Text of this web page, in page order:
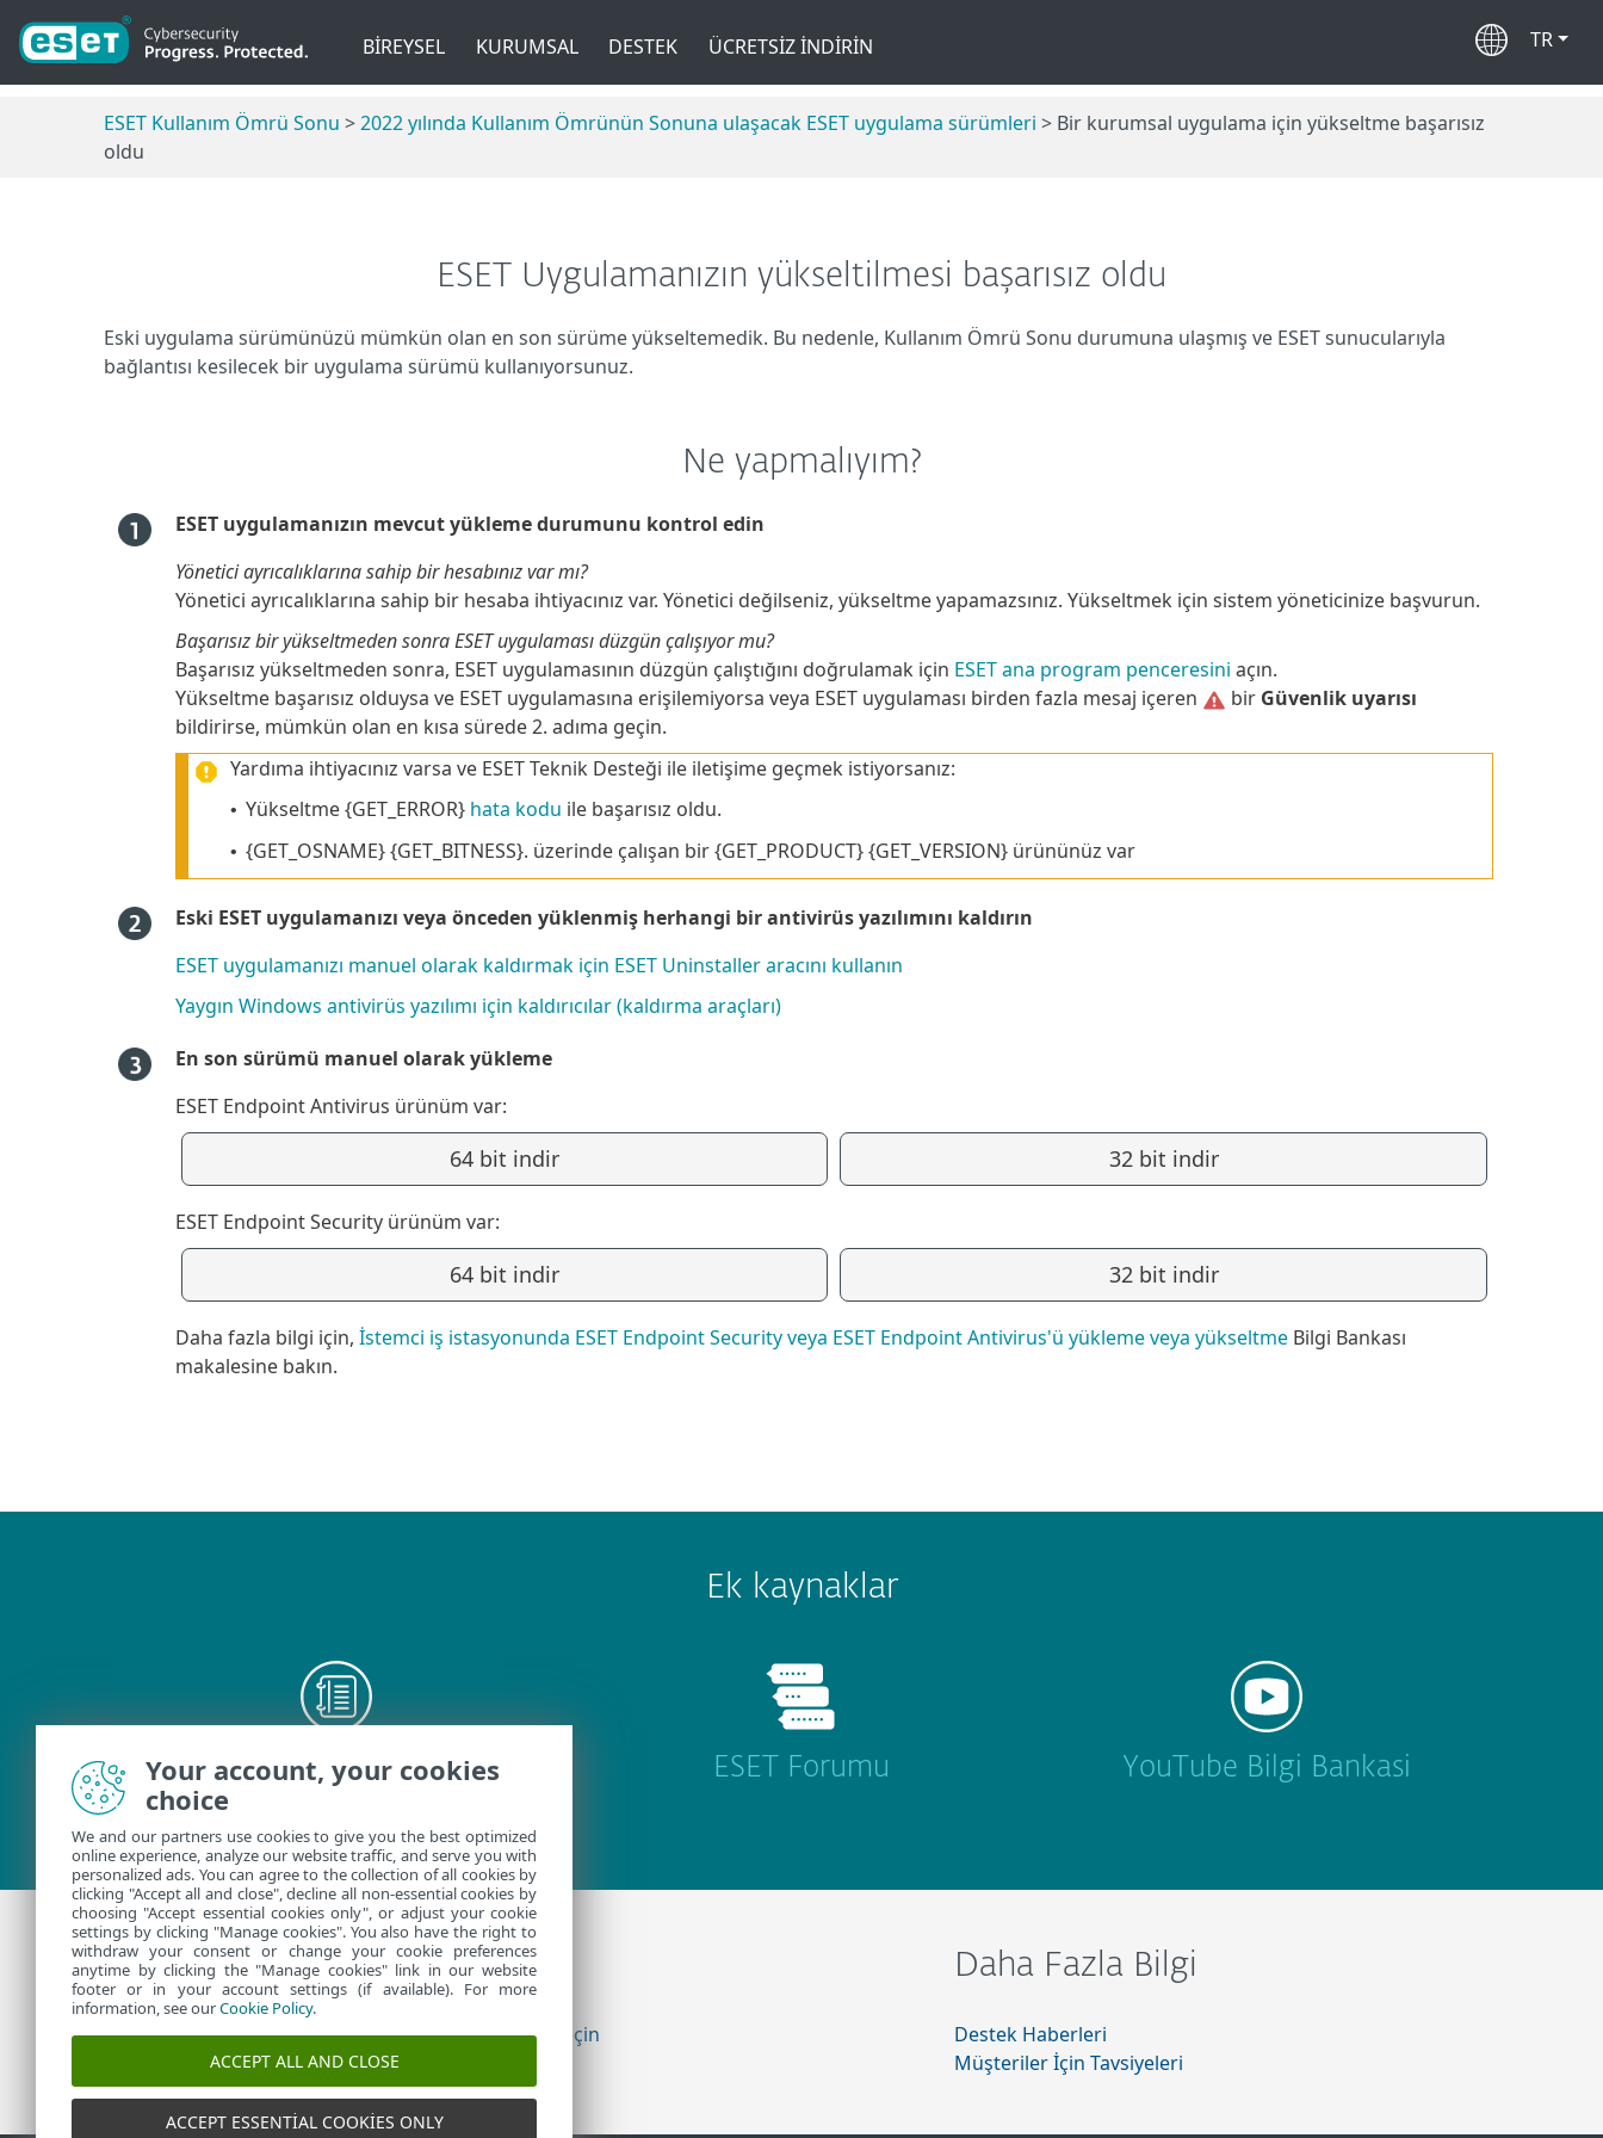
BIREYSEL KURUMSAL DESTEK ÜCRETSIZ İNDIRIN TR
ESET Kullanım Ömrü Sonu >2022 yılında Kullanım Ömrünün Sonuna ulaşacak ESET uygulama sürümleri > Bir kurumsal uygulama için yükseltme başarısız
oldu
ESET Uygulamanızın yükseltilmesi başarısız oldu
Eski uygulama sürümünüzü mümkün olan en son sürüme yükseltemedik. Bu nedenle, Kullanım Ömrü Sonu durumuna ulaşmış ve ESET sunucularıyla
bağlantısı kesilecek bir uygulama sürümü kullanıyorsunuz.
Ne yapmalıyım?
ESET uygulamanızın mevcut yükleme durumunu kontrol edin
Yönetici ayrıcalıklarına sahip bir hesabınız var mı?
Yönetici ayrıcalıklarına sahip bir hesaba ihtiyacınız var. Yönetici değilseniz, yükseltme yapamazsınız. Yükseltmek için sistem yöneticinize başvurun.
Başarısız bir yükseltmeden sonra ESET uygulaması düzgün çalışıyor mu?
Başarısız yükseltmeden sonra, ESET uygulamasının düzgün çalıştığını doğrulamak için ESET ana program penceresini açın.
Yükseltme başarısız olduysa ve ESET uygulamasına erişilemiyorsa veya ESET uygulaması birden fazla mesaj içeren
bir Güvenlik uyarısı
bildirirse, mümkün olan en kısa sürede 2. adıma geçin.
Yardıma ihtiyacınız varsa ve ESET Teknik Desteği ile iletişime geçmek istiyorsanız:
• Yükseltme {GET_ERROR} hata kodu ile başarısız oldu.
• {GET_OSNAME} {GET_BITNESS}. üzerinde çalışan bir {GET_PRODUCT} {GET_VERSION} ürününüz var
Eski ESET uygulamanızı veya önceden yüklenmiş herhangi bir antivirüs yazılımını kaldırın
ESET uygulamanızı manuel olarak kaldırmak için ESET Uninstaller aracını kullanın
Yaygın Windows antivirüs yazılımı için kaldırıcılar (kaldırma araçları)
En son sürümü manuel olarak yükleme
ESET Endpoint Antivirus ürünüm var:
64 bit indir 32 bit indir
ESET Endpoint Security ürünüm var:
64 bit indir 32 bit indir
Daha fazla bilgi için, İstemci iş istasyonunda ESET Endpoint Security veya ESET Endpoint Antivirus'ü yükleme veya yükseltme Bilgi Bankası
makalesine bakın.
Ek kaynaklar
Kullanım kılavuzları ESET Forumu YouTube Bilgi Bankasi
Ek Yardım
ESET Teknik Desteği İle İletişime Geçin
Daha Fazla Bilgi
Destek Haberleri
Müşteriler İçin Tavsiyeleri
Your account, your cookies
choice
We and our partners use cookies to give you the best optimized
online experience, analyze our website traffic, and serve you with
personalized ads. You can agree to the collection of all cookies by
clicking "Accept all and close", decline all non-essential cookies by
choosing "Accept essential cookies only", or adjust your cookie
settings by clicking "Manage cookies". You also have the right to
withdraw your consent or change your cookie preferences
anytime by clicking the "Manage cookies" link in our website
footer or in your account settings (if available). For more
information, see ourCookie Policy.
ACCEPT ALL AND CLOSE
ACCEPT ESSENTIAL COOKIES ONLY